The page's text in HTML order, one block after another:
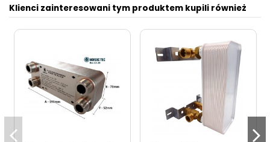
Klienci zainteresowani tym produktem kupili również